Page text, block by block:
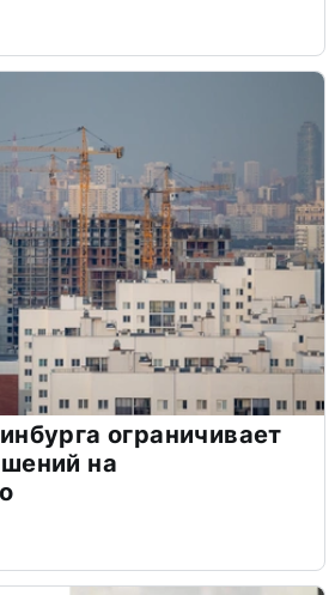
ограничивает
на